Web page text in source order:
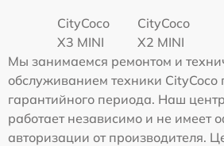
CityCoco
X3 MINI
CityCoco
X2 MINI
Мы занимаемся ремонтом и
обслуживанием техники CityCoco
гарантийного периода. Наш
работает независимо и не имеет
авторизации от производителя.